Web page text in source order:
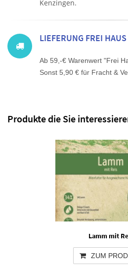
Kenzingen.
LIEFERUNG FREI HAUS
Ab 59,-€ Warenwert "Frei
Sonst 5,90 € für Fracht &
Produkte die Sie
Lamm mit
ZUM